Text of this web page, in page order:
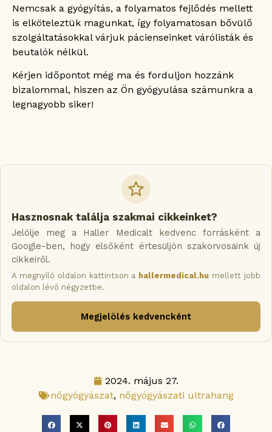
Nemcsak a gyógyítás, a folyamatos fejlődés mellett
is elköteleztük magunkat, így folyamatosan bővülő
szolgáltatásokkal várjuk pácienseinket várólisták és
beutalók nélkül.
Kérjen időpontot még ma és forduljon hozzánk
bizalommal, hiszen az Ön gyógyulása számunkra a
legnagyobb siker!
Hasznosnak találja szakmai cikkeinket?
Jelölje meg a Haller Medicalt kedvenc forrásként a
Google-ben, hogy elsőként értesüljön szakorvosaink új
cikkeiről.
A megnyíló oldalon kattintson a hallermedical.hu mellett jobb
oldalon lévő négyzetbe.
Megjelölés kedvencként
2024. május 27.
nőgyógyászat, nőgyógyászati ultrahang